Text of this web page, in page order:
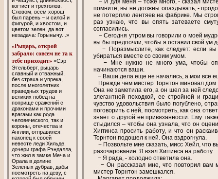
когтист и трехголов.
Словом, всем хорош
был парень – и силой и
фигурой, и хвостом, и
цветом зелен, да вот
незадача: Горынычу...»
«Рыцарь, открой
забрало: совсем не та к
тебе приходит» «Сэр
Этельберт, рыцарь
славный и отважный,
без страха и упрека,
после многолетних
праведных трудов и
великих побед на
поприще сражений с
драконами и прочими
врагами как рода
человеческого, так и
короны, отечества и
Англии, отправился
наконец к своей
невесте леди Хильде,
дочери графа Рэндалла,
что жил в замке Меча и
Орала в долине
Зеленых дубрав, дабы
посмотреть на деву, с
− И для меня – тоже много, - сказал
помните, вы не должны опаздывать, -
не потерплю лентяев на фабрике. Мы
раз узнаю, что вы опять затеваете
согласились.
− Сегодня утром вы говорили о моей
вы бы предпочли, чтобы я оставил свой ум
− Поразмыслите, как следует: если
убираться вместе со своим умом.
− Мне нужно не много ума, чтобы
начинаются ваши.
− Ваши дела еще не начались, а мои все
Прежде чем мистер Торнтон миновал
Она не заметила его, а он шел за ней
элегантной походкой, ее стройной и
чувство удовольствия было погублено,
поговорить с ней, посмотреть, как она
знает о другой ее привязанности. Ему
стыдился – чтобы она узнала, что он
Хиггинса просить работу, и что он
Торнтон подошел к ней. Она вздрогнула.
− Позвольте мне сказать, мисс Хейл, что
разочарование. Я взял Хиггинса на работу.
− Я рада, - холодно ответила она.
− Он рассказал мне, что повторил вам
мистер Торнтон замешкался.